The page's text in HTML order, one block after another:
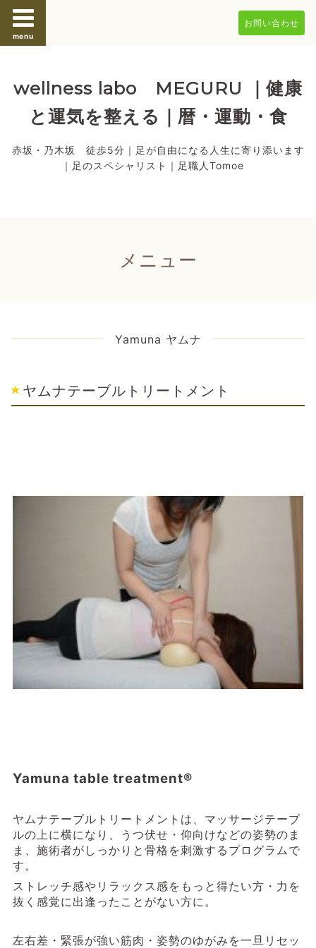
menu
お問い合わせ
wellness labo MEGURU ｜健康
と運気を整える｜暦・運動・食
赤坂・乃木坂 徒歩5分｜足が自由になる人生に寄り添います
｜足のスペシャリスト｜足職人Tomoe
メニュー
Yamuna ヤムナ
ヤムナテーブルトリートメント
Yamuna table treatment®
ヤムナテーブルトリートメントは、 マッサージテーブ
ルの上に横になり、うつ伏せ・仰向けなどの姿勢のま
ま、施術者がしっかりと骨格を刺激するプログラムで
す。
ストレッチ感やリラックス感をもっと得たい方・ 力を
抜く感覚に出逢ったことがない方に。
左右差・緊張が強い筋肉・姿勢のゆがみを一旦リセッ